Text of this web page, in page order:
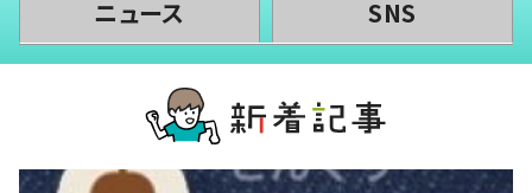
ニュース SNS